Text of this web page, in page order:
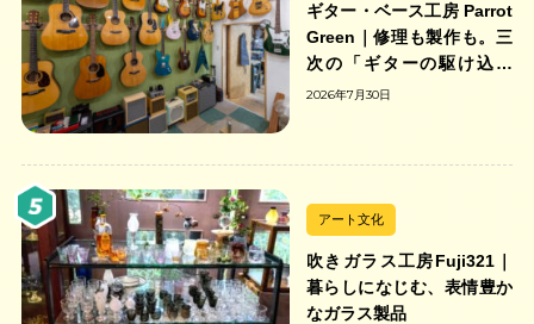
ギター・ベース工房 Parrot
Green｜修理も製作も。三
次の「ギターの駆け込み
寺」
2026年7月30日
アート文化
吹きガラス工房Fuji321｜
暮らしになじむ、表情豊か
なガラス製品